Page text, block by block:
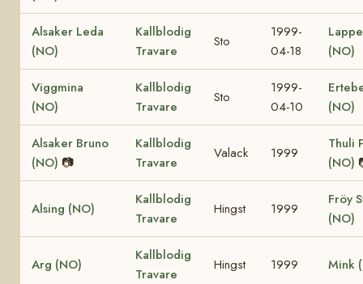
Alsaker Leda
(NO)
Kallblodig
Travare
Sto
1999-
04-18
(NO)
Viggmina
(NO)
Kallblodig
Travare
Sto
1999-
04-10
(NO)
Alsaker Bruno
(NO) 📷
Kallblodig
Travare
Valack 1999
Thuli
(NO)
Alsing (NO)
Kallblodig
Travare
Hingst 1999
Fröy
(NO)
Arg (NO)
Kallblodig
Travare
Hingst 1999 Mink